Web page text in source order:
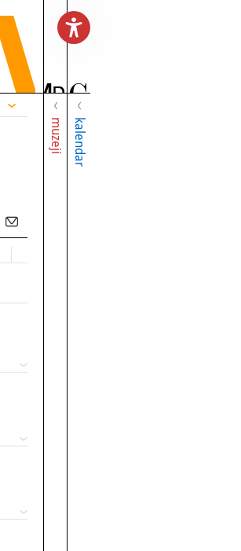
muzeji kalendar